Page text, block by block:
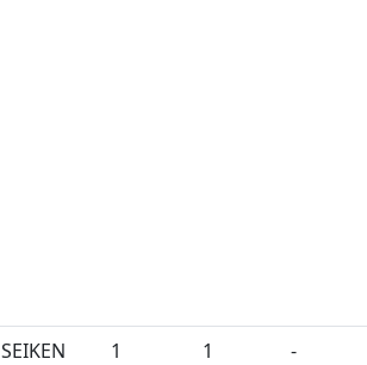
SEIKEN 1 1 -